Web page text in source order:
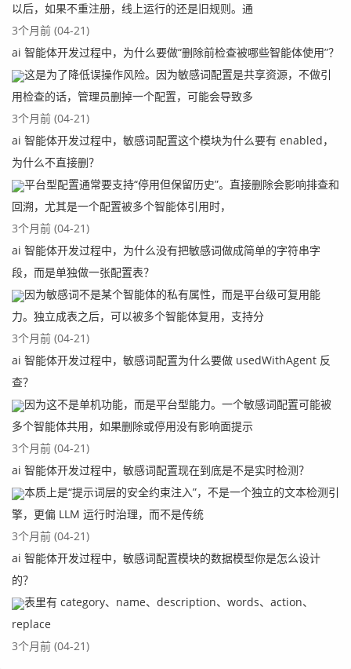
以后，如果不重注册，线上运行的还是旧规则。通
3个月前 (04-21)
ai 智能体开发过程中，为什么要做“删除前检查被哪些智能体使用”？
这是为了降低误操作风险。因为敏感词配置是共享资源，不做引
用检查的话，管理员删掉一个配置，可能会导致多
3个月前 (04-21)
ai 智能体开发过程中，敏感词配置这个模块为什么要有 enabled，
为什么不直接删？
平台型配置通常要支持“停用但保留历史”。直接删除会影响排查和
回溯，尤其是一个配置被多个智能体引用时，
3个月前 (04-21)
ai 智能体开发过程中，为什么没有把敏感词做成简单的字符串字
段，而是单独做一张配置表？
因为敏感词不是某个智能体的私有属性，而是平台级可复用能
力。独立成表之后，可以被多个智能体复用，支持分
3个月前 (04-21)
ai 智能体开发过程中，敏感词配置为什么要做 usedWithAgent 反
查？
因为这不是单机功能，而是平台型能力。一个敏感词配置可能被
多个智能体共用，如果删除或停用没有影响面提示
3个月前 (04-21)
ai 智能体开发过程中，敏感词配置现在到底是不是实时检测？
本质上是“提示词层的安全约束注入”，不是一个独立的文本检测引
擎，更偏 LLM 运行时治理，而不是传统
3个月前 (04-21)
ai 智能体开发过程中，敏感词配置模块的数据模型你是怎么设计
的？
表里有 category、name、description、words、action、
replace
3个月前 (04-21)